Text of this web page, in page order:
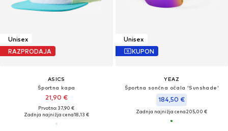
Unisex
RAZPRODAJA
ASICS
Športna kapa
21,90 €
Prvotno: 37,90 €
Zadnja najnižja cena18,13 €
Unisex
KUPON
YEAZ
Športna sončna očala 'Sunshade'
184,50 €
Zadnja najnižja cena205,00 €